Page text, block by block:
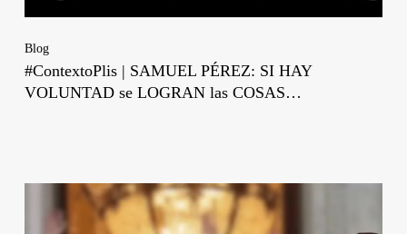
Blog
#ContextoPlis | SAMUEL PÉREZ: SI HAY
VOLUNTAD se LOGRAN las COSAS…